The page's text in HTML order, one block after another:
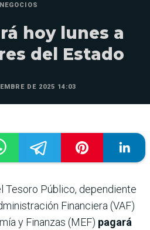
NEGOCIOS
hoy lunes a
del Estado
DE 2025 14:03
Tesoro Público, dependiente
Financiera (VAF)
y Finanzas (MEF) pagará